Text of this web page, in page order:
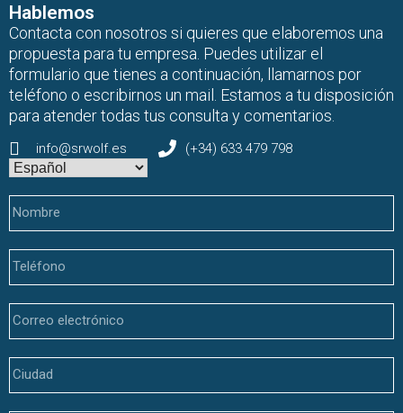
Hablemos
Contacta con nosotros si quieres que elaboremos una
propuesta para tu empresa. Puedes utilizar el
formulario que tienes a continuación, llamarnos por
teléfono o escribirnos un mail. Estamos a tu disposición
para atender todas tus consulta y comentarios.
info@srwolf.es (+34) 633 479 798